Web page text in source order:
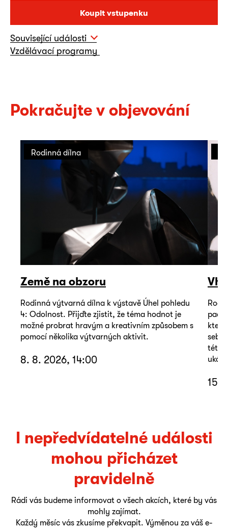
Koupit vstupenku
Související události
Vzdělávací programy
Pokračujte v objevování
Rodinná dílna
Země na obzoru
Rodinná výtvarná dílna k výstavě Úhel pohledu
4: Odolnost. Přijďte zjistit, že téma hodnot je
možné probrat hravým a kreativním způsobem s
pomocí několika výtvarných aktivit.
8. 8. 2026, 14:00
který
této
15.
I nepředvídatelné události
mohou přicházet
pravidelně
Rádi vás budeme informovat o všech akcích, které by vás
mohly zajímat.
Každý měsíc vás zkusíme překvapit. Výměnou za váš e-